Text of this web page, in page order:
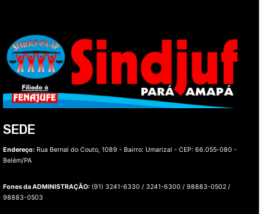
SEDE
Endereço: Rua Bernal do Couto, 1089 - Bairro: Umarizal - CEP: 66.055-080 -
Belém/PA
Fones da ADMINISTRAÇÃO: (91) 3241-6330 / 3241-6300 / 98883-0502 /
98883-0503